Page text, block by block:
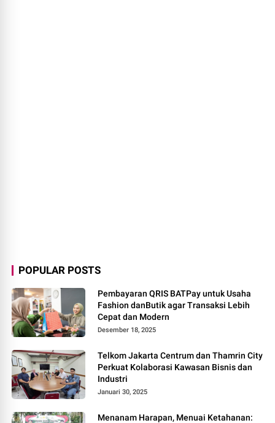
POPULAR POSTS
Pembayaran QRIS BATPay untuk Usaha
Fashion danButik agar Transaksi Lebih
Cepat dan Modern
Desember 18, 2025
Telkom Jakarta Centrum dan Thamrin City
Perkuat Kolaborasi Kawasan Bisnis dan
Industri
Januari 30, 2025
Menanam Harapan, Menuai Ketahanan: